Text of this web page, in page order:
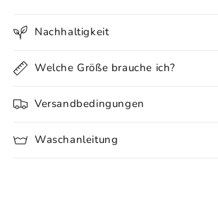
Nachhaltigkeit
Welche Größe brauche ich?
Versandbedingungen
Waschanleitung